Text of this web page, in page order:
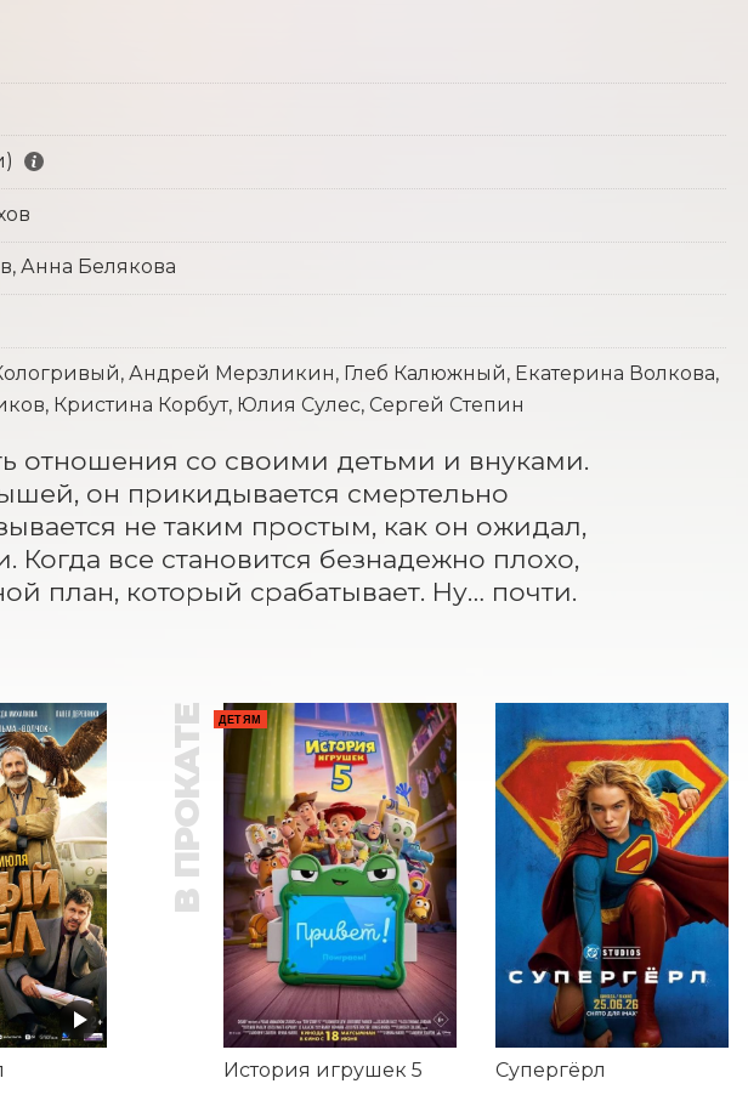
Анна Белякова
Андрей Мерзликин, Глеб Калюжный, Екатерина Волкова,
Кристина Корбут, Юлия Сулес, Сергей Степин
отношения со своими детьми и внуками.
он прикидывается смертельно
не таким простым, как он ожидал,
Когда все становится безнадежно плохо,
план, который срабатывает. Ну… почти.
В ПРОКАТЕ ДЕТЯМ
История игрушек 5 Супергёрл